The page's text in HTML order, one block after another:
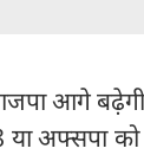
आगे
या अफ्सपा